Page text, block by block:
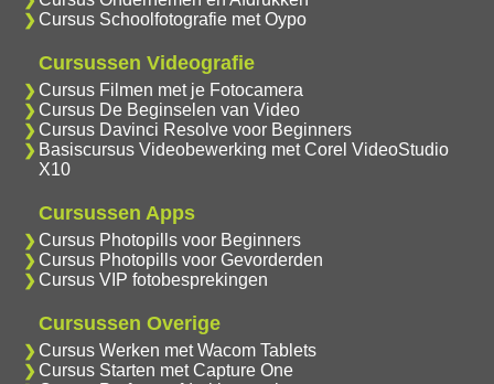
Cursus Schoolfotografie met Oypo
Cursussen Videografie
Cursus Filmen met je Fotocamera
Cursus De Beginselen van Video
Cursus Davinci Resolve voor Beginners
Basiscursus Videobewerking met Corel VideoStudio
X10
Cursussen Apps
Cursus Photopills voor Beginners
Cursus Photopills voor Gevorderden
Cursus VIP fotobesprekingen
Cursussen Overige
Cursus Werken met Wacom Tablets
Cursus Starten met Capture One